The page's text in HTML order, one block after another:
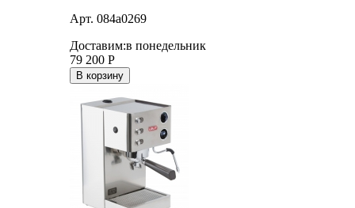
Арт. 084a0269
Доставим:в понедельник
79 200 Р
В корзину